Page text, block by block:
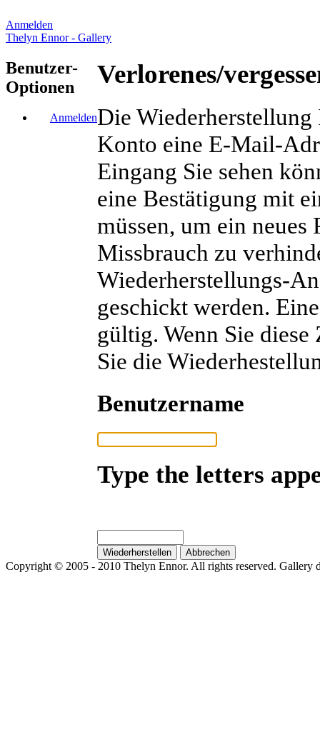
Anmelden
Thelyn Ennor - Gallery
Benutzer-
Optionen
Anmelden
Verlorenes/
Die Wiederherstellung
Konto eine E-Mail-
Eingang Sie sehen
eine Bestätigung mit
müssen, um ein
Missbrauch zu
Wiederherstellungs-
geschickt werden.
gültig. Wenn Sie diese
Sie die
Benutzername
Type the letters
Copyright © 2005 - 2010 Thelyn Ennor. All rights reserved. Gallery